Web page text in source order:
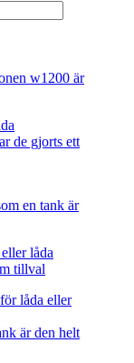
w1200 är
de gjorts ett
en tank är
tillval
är den helt